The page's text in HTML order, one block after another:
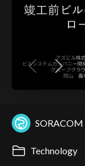
SORACOM
Technology